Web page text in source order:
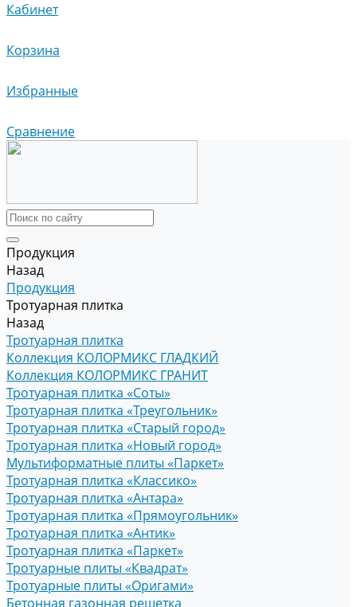
Кабинет
Корзина
Избранные
Сравнение
Продукция
Назад
Продукция
Тротуарная плитка
Назад
Тротуарная плитка
Коллекция КОЛОРМИКС ГЛАДКИЙ
Коллекция КОЛОРМИКС ГРАНИТ
Тротуарная плитка «Соты»
Тротуарная плитка «Треугольник»
Тротуарная плитка «Старый город»
Тротуарная плитка «Новый город»
Мультиформатные плиты «Паркет»
Тротуарная плитка «Классико»
Тротуарная плитка «Антара»
Тротуарная плитка «Прямоугольник»
Тротуарная плитка «Антик»
Тротуарная плитка «Паркет»
Тротуарные плиты «Квадрат»
Тротуарные плиты «Оригами»
Бетонная газонная решетка